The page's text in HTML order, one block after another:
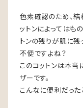
色素確認のため、
ットンによってはも
トンの残りが肌に残
不便ですよね？
このコットンは本
ザーです。
こんなに便利だった